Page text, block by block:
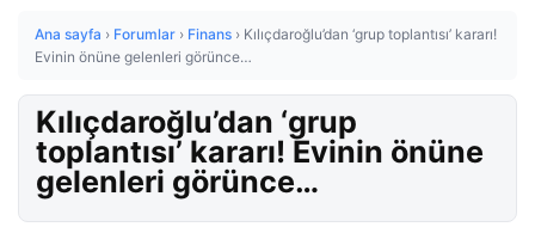
Ana sayfa › Forumlar › Finans › Kılıçdaroğlu’dan ‘grup toplantısı’ kararı!
Evinin önüne gelenleri görünce…
Kılıçdaroğlu’dan ‘grup
toplantısı’ kararı! Evinin önüne
gelenleri görünce…